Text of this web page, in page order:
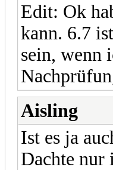
Edit: Ok
kann. 6.7
sein, wenn
Aisling
Ist es ja
Dachte nur